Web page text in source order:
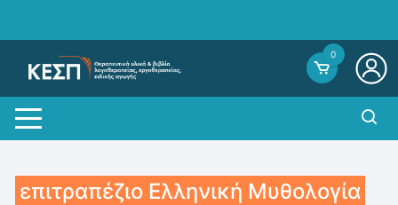
0
επιτραπέζιο Ελληνική Μυθολογία